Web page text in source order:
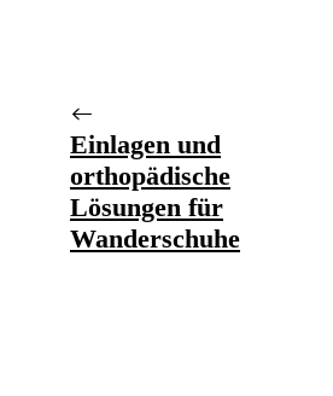
Einlagen und
orthopädische
Lösungen für
Wanderschuhe